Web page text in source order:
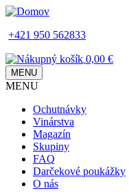
Skip
main
+421 950 562833
0,00 €
MENU
navigation
MENU
Ochutnávky
Vinárstva
Magazín
Skupiny
FAQ
Darčekové poukážky
O nás